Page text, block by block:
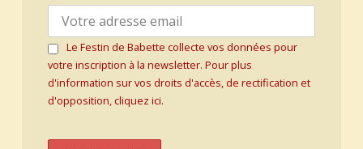
Le Festin de Babette collecte vos données pour
votre inscription à la newsletter. Pour plus
d'information sur vos droits d'accès, de rectification et
d'opposition, cliquez ici.